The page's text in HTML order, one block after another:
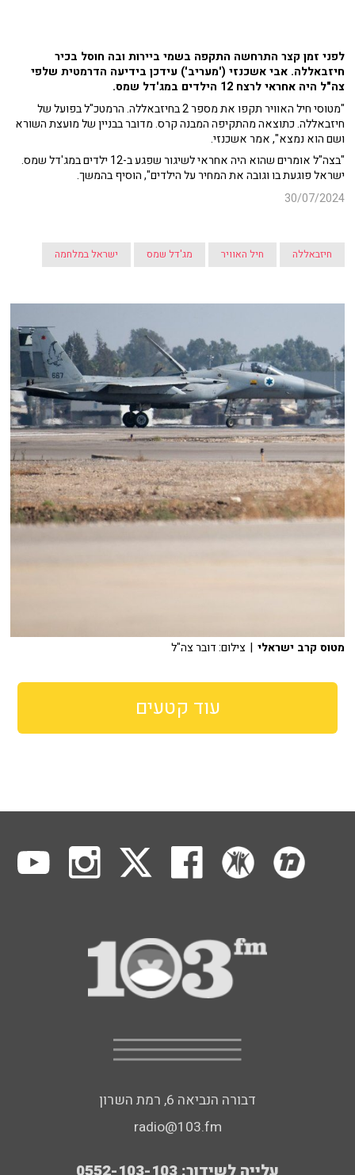
לפני זמן קצר התרחשה התקפה בשמי ביירות ובה חוסל בכיר
חיזבאללה. אבי אשכנזי ('מעריב') עידכן בידיעה הדרמטית שלפי
צה"ל היה אחראי לרצח 12 הילדים במג'דל שמס.
"מטוסי חיל האוויר תקפו את מספר 2 בחיזבאללה. הרמטכ"ל בפועל של
חיזבאללה. כתוצאה מהתקיפה המבנה קרס. מדובר בבניין של מועצת השורא
ושם הוא נמצא", אמר אשכנזי.
"בצה"ל אומרים שהוא היה אחראי לשיגור שפגע ב-12 ילדים במג'דל שמס.
ישראל פוגעת בו וגובה את המחיר על הילדים", הוסיף בהמשך.
30/07/2024
חיזבאללה חיל האוויר מג'דל שמס ישראל במלחמה
מטוס קרב ישראלי | צילום: דובר צה"ל
עוד קטעים
דבורה הנביאה 6, רמת השרון
radio@103.fm